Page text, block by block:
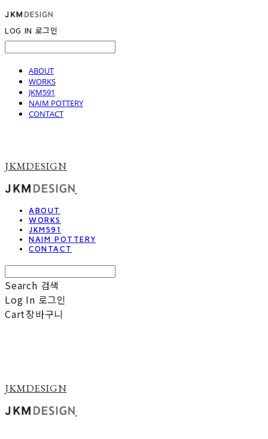
LOG IN 로그인
ABOUT
WORKS
JKM591
NAIM POTTERY
CONTACT
JKMDESIGN
ABOUT
WORKS
JKM591
NAIM POTTERY
CONTACT
Search 검색
Log In 로그인
Cart장바구니
JKMDESIGN